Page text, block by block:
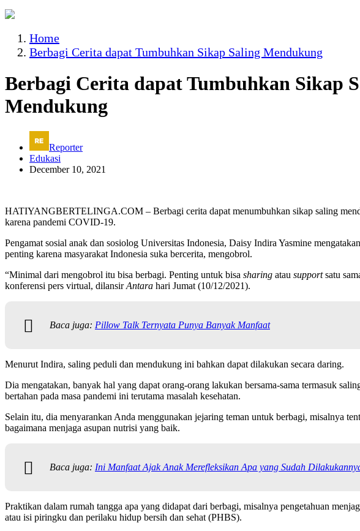
Home
Berbagi Cerita dapat Tumbuhkan Sikap Saling Mendukung
Berbagi Cerita dapat Tumbuhkan Sikap
Mendukung
Reporter
Edukasi
December 10, 2021
HATIYANGBERTELINGA.COM – Berbagi cerita dapat menumbuhkan sikap saling
karena pandemi COVID-19.
Pengamat sosial anak dan sosiolog Universitas Indonesia, Daisy Indira Yasmine
penting karena masyarakat Indonesia suka bercerita, mengobrol.
“Minimal dari mengobrol itu bisa berbagi. Penting untuk bisa sharing atau supportsatu
konferensi pers virtual, dilansirAntara hari Jumat (10/12/2021).
Baca juga: Pillow Talk Ternyata Punya Banyak Manfaat
Menurut Indira, saling peduli dan mendukung ini bahkan dapat dilakukan secara daring.
Dia mengatakan, banyak hal yang dapat orang-orang lakukan bersama-sama termasuk
bertahan pada masa pandemi ini terutama masalah kesehatan.
Selain itu, dia menyarankan Anda menggunakan jejaring teman untuk berbagi, misalnya
bagaimana menjaga asupan nutrisi yang baik.
Baca juga: Ini Manfaat Ajak Anak Merefleksikan Apa yang Sudah
Praktikan dalam rumah tangga apa yang didapat dari berbagi, misalnya pengetahuan
atau isi piringku dan perilaku hidup bersih dan sehat (PHBS).